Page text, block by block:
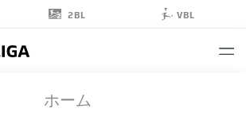
2BL VBL
ホーム
SCP FCB